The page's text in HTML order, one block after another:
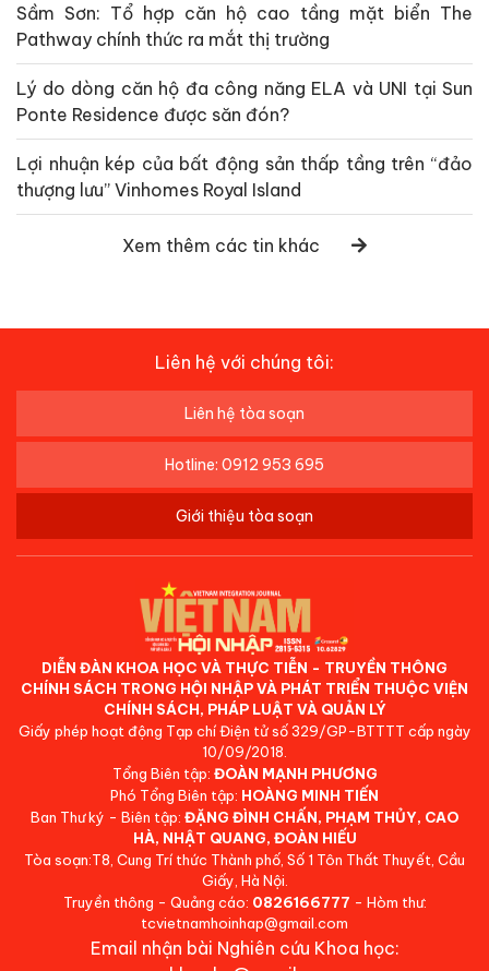
Sầm Sơn: Tổ hợp căn hộ cao tầng mặt biển The
Pathway chính thức ra mắt thị trường
Lý do dòng căn hộ đa công năng ELA và UNI tại Sun
Ponte Residence được săn đón?
Lợi nhuận kép của bất động sản thấp tầng trên “đảo
thượng lưu” Vinhomes Royal Island
Xem thêm các tin khác
Liên hệ với chúng tôi:
Liên hệ tòa soạn
Hotline: 0912 953 695
Giới thiệu tòa soạn
DIỄN ĐÀN KHOA HỌC VÀ THỰC TIỄN - TRUYỀN THÔNG
CHÍNH SÁCH TRONG HỘI NHẬP VÀ PHÁT TRIỂN THUỘC VIỆN
CHÍNH SÁCH, PHÁP LUẬT VÀ QUẢN LÝ
Giấy phép hoạt động Tạp chí Điện tử số 329/GP-BTTTT cấp ngày
10/09/2018.
Tổng Biên tập: ĐOÀN MẠNH PHƯƠNG
Phó Tổng Biên tập: HOÀNG MINH TIẾN
Ban Thư ký - Biên tập: ĐẶNG ĐÌNH CHẤN, PHẠM THỦY, CAO
HÀ, NHẬT QUANG, ĐOÀN HIẾU
Tòa soạn:T8, Cung Trí thức Thành phố, Số 1 Tôn Thất Thuyết, Cầu
Giấy, Hà Nội.
Truyền thông - Quảng cáo: 0826166777 - Hòm thư:
tcvietnamhoinhap@gmail.com
Email nhận bài Nghiên cứu Khoa học: